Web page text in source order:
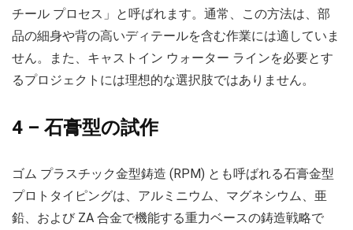
チール プロセス」と呼ばれます。通常、この方法は、部
品の細身や背の高いディテールを含む作業には適していま
せん。また、キャストイン ウォーター ラインを必要とす
るプロジェクトには理想的な選択肢ではありません。
4 – 石膏型の試作
ゴム プラスチック金型鋳造 (RPM) とも呼ばれる石膏金型
プロトタイピングは、アルミニウム、マグネシウム、亜
鉛、および ZA 合金で機能する重力ベースの鋳造戦略で